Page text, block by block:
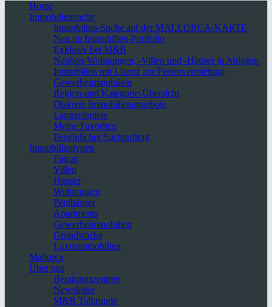
Home
Immobiliensuche
Immobilien-Suche auf der MALLORCA-KARTE
Neu im Immobilien-Portfolio
Exklusiv bei M&B
Neubau-Wohnungen, -Villen und -Häuser in Anlagen
Immobilien mit Lizenz zur Ferienvermietung
Gewerbeimmobilien
Region-und Kategorie-Übersicht
Diskrete Immobilienangebote
Langzeitmiete
Meine Favoriten
Persönlicher Suchauftrag
Immobilientypen
Fincas
Villen
Häuser
Wohnungen
Penthäuser
Apartments
Gewerbeimmobilien
Grundstücke
Luxusimmobilien
Mallorca
Über uns
Beratungszentren
Newsletter
M&B Talkrunde